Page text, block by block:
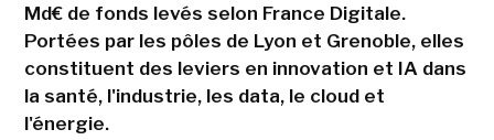
Md€ de fonds levés selon France Digitale.
Portées par les pôles de Lyon et Grenoble, elles
constituent des leviers en innovation et IA dans
la santé, l'industrie, les data, le cloud et
l'énergie.